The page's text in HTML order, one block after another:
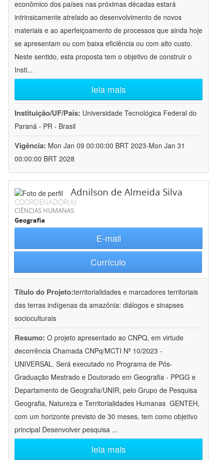
econômico dos países nas próximas décadas estará
intrinsicamente atrelado ao desenvolvimento de novos
materiais e ao aperfeiçoamento de processos que ainda hoje
se apresentam ou com baixa eficiência ou com alto custo.
Neste sentido, esta proposta tem o objetivo de construir o
Insti...
leia mais
Instituição/UF/País: Universidade Tecnológica Federal do
Paraná - PR - Brasil
Vigência: Mon Jan 09 00:00:00 BRT 2023-Mon Jan 31
00:00:00 BRT 2028
Adnilson de Almeida Silva
COORDENADOR(A)
CIÊNCIAS HUMANAS
Geografia
E-mail
Currículo
Título do Projeto:territorialidades e marcadores territoriais
das terras indígenas da amazônia: diálogos e sinapses
socioculturais
Resumo: O projeto apresentado ao CNPQ, em virtude
decorrência Chamada CNPq/MCTI Nº 10/2023 -
UNIVERSAL. Será executado no Programa de Pós-
Graduação Mestrado e Doutorado em Geografia - PPGG e
Departamento de Geografia/UNIR, pelo Grupo de Pesquisa
Geografia, Natureza e Territorialidades Humanas  GENTEH,
com um horizonte previsto de 30 meses, tem como objetivo
principal Desenvolver pesquisa ...
leia mais